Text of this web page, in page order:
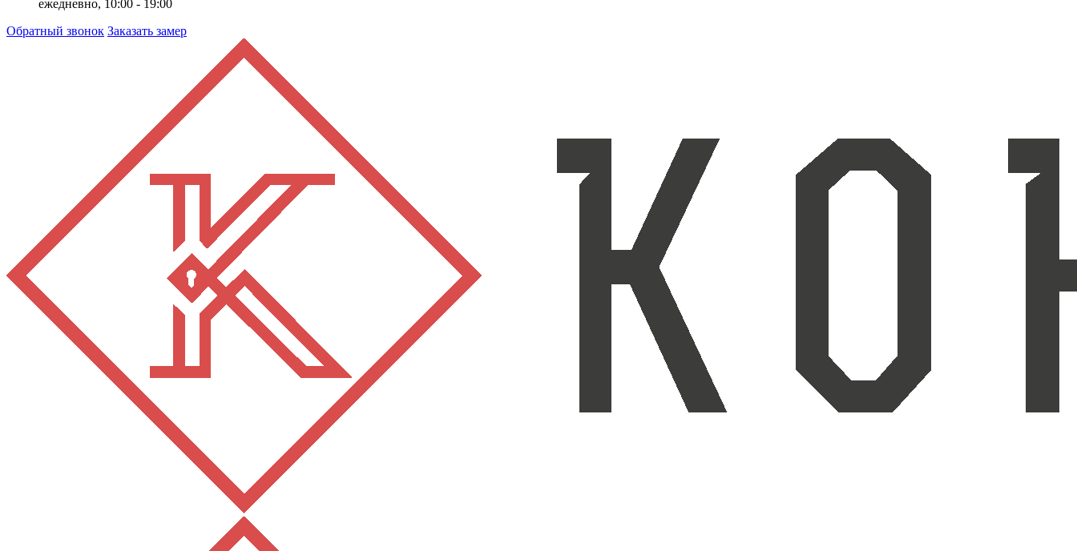
ежедневно, 10:00 - 19:00
Обратный звонок Заказать замер